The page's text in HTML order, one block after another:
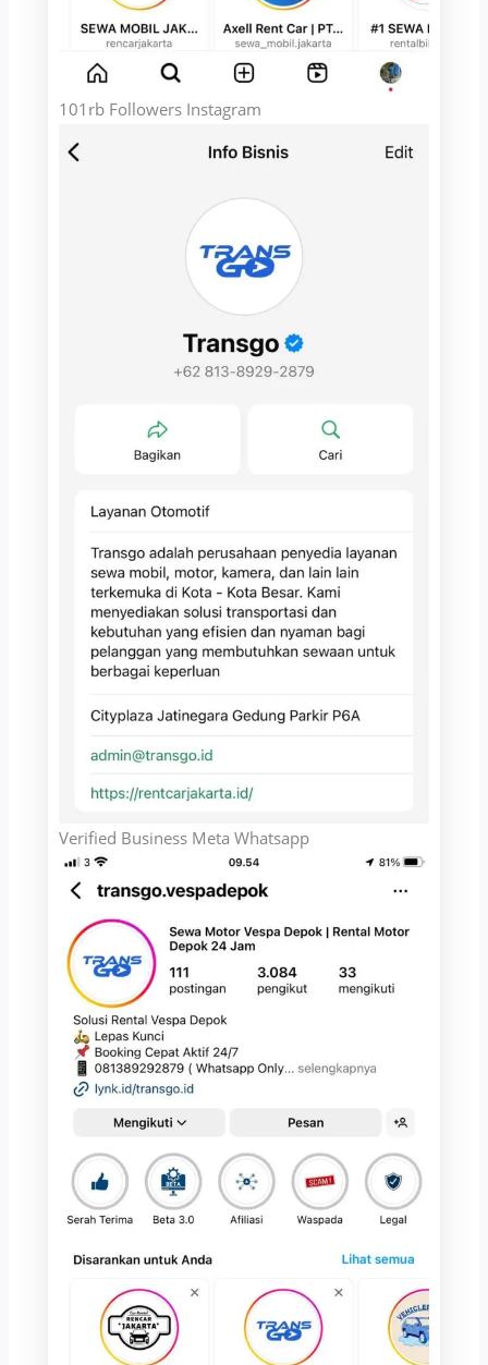
101rb Followers Instagram
Verified Business Meta Whatsapp